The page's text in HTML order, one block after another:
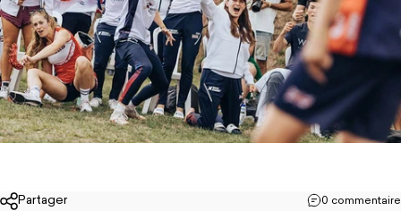
Partager 0 commentaire